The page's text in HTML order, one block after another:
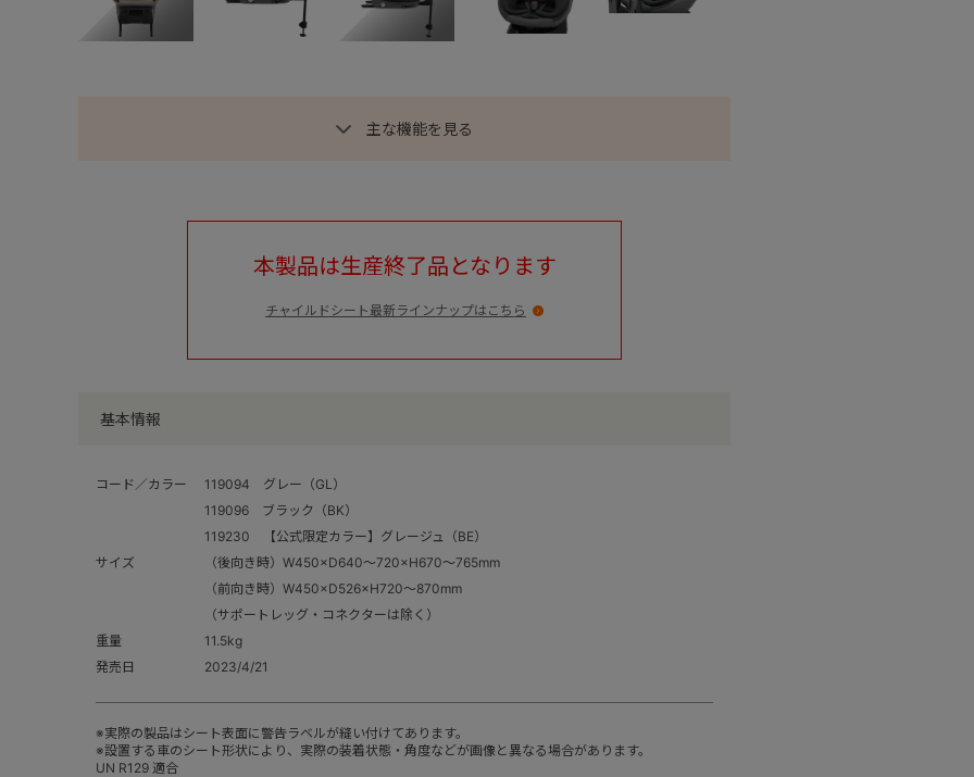
基本情報
コード／カラー
119094 グレー（GL）
119096 ブラック（BK）
119230 【公式限定カラー】グレージュ（BE）
サイズ
（後向き時）W450×D640～720×H670～765mm
（前向き時）W450×D526×H720～870mm
（サポートレッグ・コネクターは除く）
重量
11.5kg
発売日
2023/4/21
※実際の製品はシート表面に警告ラベルが縫い付けてあります。
※設置する車のシート形状により、実際の装着状態・角度などが画像と異なる場合があります。
UN R129 適合
主な機能を見る
本製品は生産終了品となります
チャイルドシート最新ラインナップはこちら